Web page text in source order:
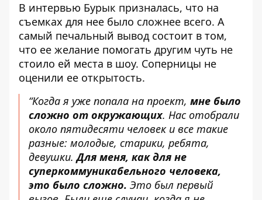
В интервью Бурык призналась, что на
съемках для нее было сложнее всего. А
самый печальный вывод состоит в том,
что ее желание помогать другим чуть не
стоило ей места в шоу. Соперницы не
оценили ее открытость.
“Когда я уже попала на проект, мне было
сложно от окружающих. Нас отобрали
около пятидесяти человек и все такие
разные: молодые, старики, ребята,
девушки. Для меня, как для не
суперкоммуникабельного человека,
это было сложно. Это был первый